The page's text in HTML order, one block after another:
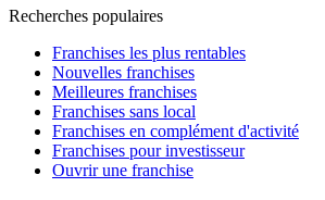
Recherches populaires
Franchises les plus rentables
Nouvelles franchises
Meilleures franchises
Franchises sans local
Franchises en complément d'activité
Franchises pour investisseur
Ouvrir une franchise